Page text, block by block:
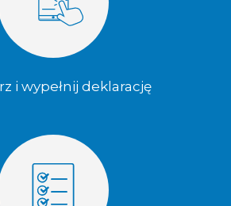
i wypełnij deklarację